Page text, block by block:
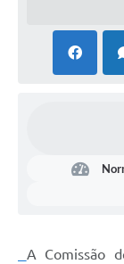
Lei Aldir Blanc
Chamamento
Arquivos para
A Comissão